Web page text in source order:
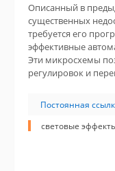
Описанный в
существенных
требуется его
эффективные
Эти микросхемы
регулировок и
Постоянная
световые